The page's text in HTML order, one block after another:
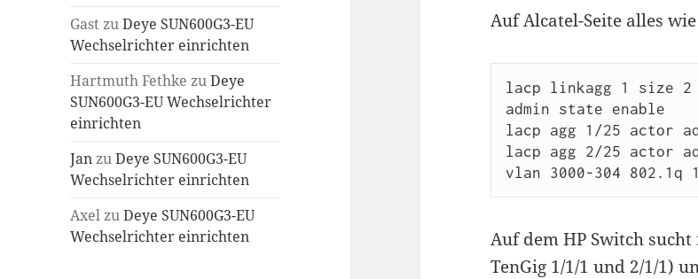
GastzuDeye SUN600G3-EU
Wechselrichter einrichten
Hartmuth Fethke zuDeye
SUN600G3-EU Wechselrichter
einrichten
JanzuDeye SUN600G3-EU
Wechselrichter einrichten
AxelzuDeye SUN600G3-EU
Wechselrichter einrichten
Auf Alcatel-Seite alles
lacp linkagg 1 size 2
admin state enable
lacp agg 1/25 actor
lacp agg 2/25 actor
Auf dem HP Switch
TenGig 1/1/1 und 2/1/1)